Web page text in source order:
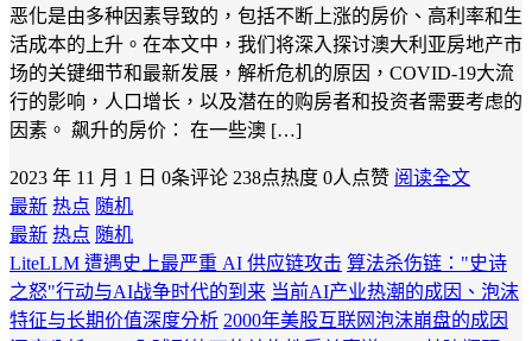
恶化是由多种因素导致的，包括不断上涨的房价、高利率和生
活成本的上升。在本文中，我们将深入探讨澳大利亚房地产市
场的关键细节和最新发展，解析危机的原因，COVID-19大流
行的影响，人口增长，以及潜在的购房者和投资者需要考虑的
因素。 飙升的房价： 在一些澳 […]
2023 年 11 月 1 日 0条评论 238点热度 0人点赞 阅读全文
最新 热点 随机
最新 热点 随机
LiteLLM 遭遇史上最严重 AI 供应链攻击 算法杀伤链："史诗
之怒"行动与AI战争时代的到来 当前AI产业热潮的成因、泡沫
特征与长期价值深度分析 2000年美股互联网泡沫崩盘的成因